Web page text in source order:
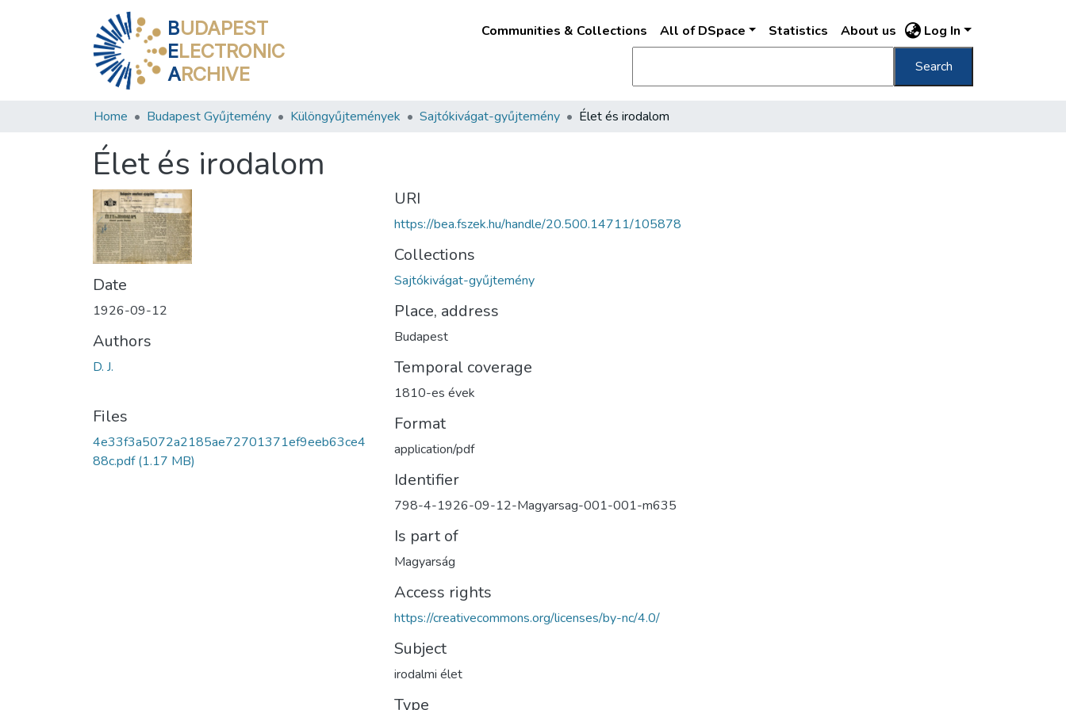
BUDAPEST
ELECTRONIC
ARCHIVE
Communities & Collections All of DSpace Statistics About us Log In
Search
Home Budapest Gyűjtemény Különgyűjtemények Sajtókivágat-gyűjtemény Élet és irodalom
Élet és irodalom
Date
1926-09-12
Authors
D. J.
Files
4e33f3a5072a2185ae72701371ef9eeb63ce4
88c.pdf(1.17 MB)
URI
https://bea.fszek.hu/handle/20.500.14711/105878
Collections
Sajtókivágat-gyűjtemény
Place, address
Budapest
Temporal coverage
1810-es évek
Format
application/pdf
Identifier
798-4-1926-09-12-Magyarsag-001-001-m635
Is part of
Magyarság
Access rights
https://creativecommons.org/licenses/by-nc/4.0/
Subject
irodalmi élet
Type